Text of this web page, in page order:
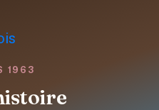
1963